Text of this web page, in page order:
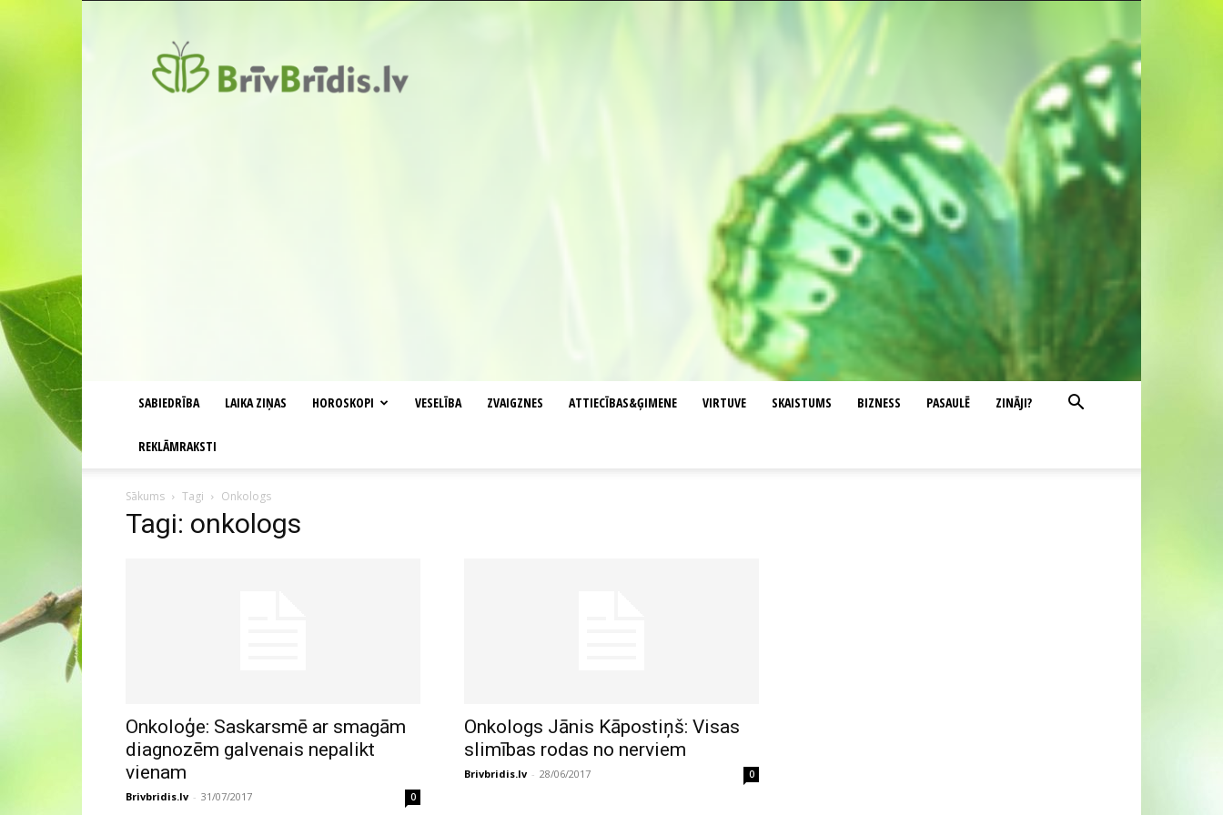
SABIEDRĪBA LAIKA ZIŅAS HOROSKOPI VESELĪBA ZVAIGZNES ATTIECĪBAS&ĢIMENE VIRTUVE SKAISTUMS BIZNESS PASAULĒ ZINĀJI?
REKLĀMRAKSTI
Sākums Tagi Onkologs
Tagi: onkologs
Onkoloģe: Saskarsmē ar smagām
diagnozēm galvenais nepalikt
vienam
Brivbridis.lv - 31/07/2017 0
Onkologs Jānis Kāpostiņš: Visas
slimības rodas no nerviem
Brivbridis.lv - 28/06/2017 0